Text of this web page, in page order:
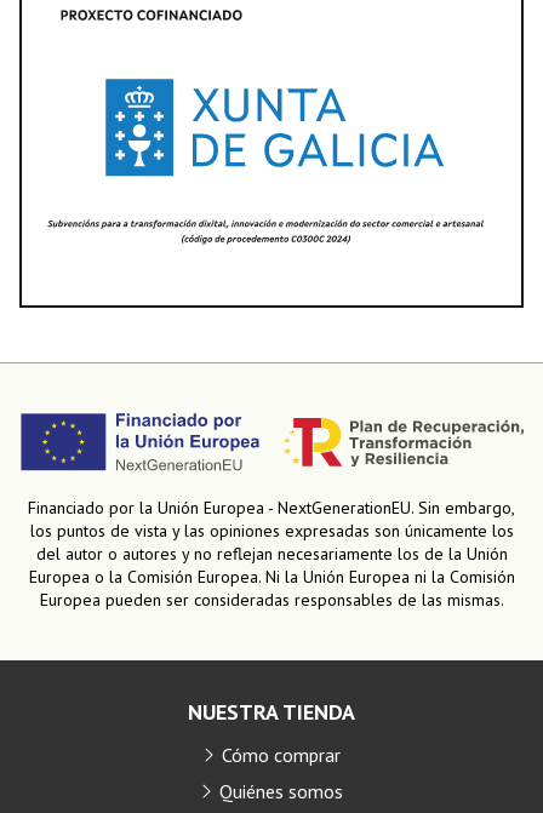
Financiado por la Unión Europea - NextGenerationEU. Sin embargo,
los puntos de vista y las opiniones expresadas son únicamente los
del autor o autores y no reflejan necesariamente los de la Unión
Europea o la Comisión Europea. Ni la Unión Europea ni la Comisión
Europea pueden ser consideradas responsables de las mismas.
NUESTRA TIENDA
Cómo comprar
Quiénes somos